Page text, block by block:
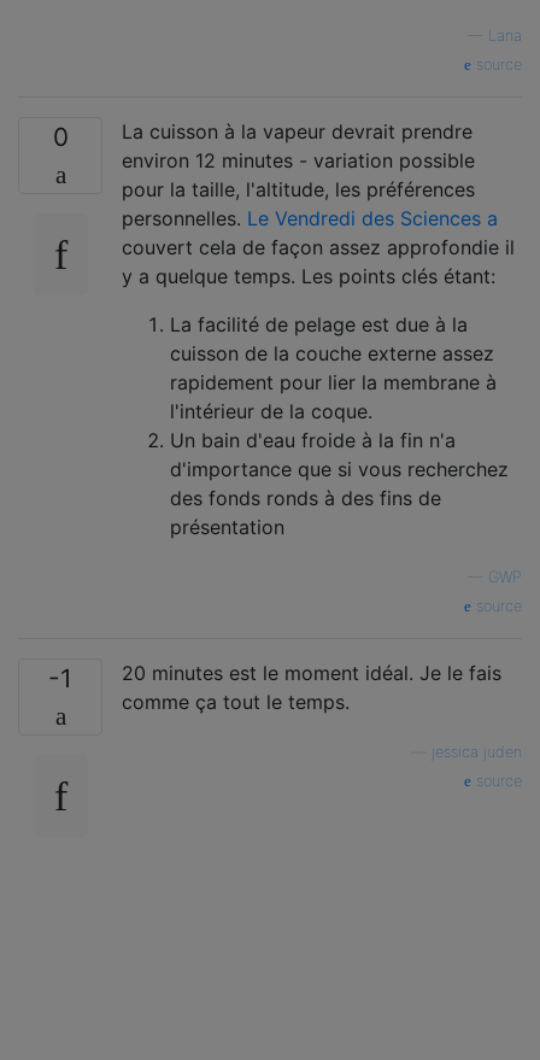
Lana
source
0
La cuisson à la vapeur devrait prendre
environ 12 minutes - variation possible
pour la taille, l'altitude, les préférences
personnelles. Le Vendredi des Sciences a
couvert cela de façon assez approfondie il
y a quelque temps. Les points clés étant:
La facilité de pelage est due à la
cuisson de la couche externe assez
rapidement pour lier la membrane à
l'intérieur de la coque.
Un bain d'eau froide à la fin n'a
d'importance que si vous recherchez
des fonds ronds à des fins de
présentation
GWP
source
-1
20 minutes est le moment idéal. Je le fais
comme ça tout le temps.
jessica juden
source